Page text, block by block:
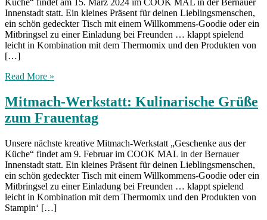
Küche“ findet am 15. März 2024 im COOK MAL in der Bernauer
Innenstadt statt. Ein kleines Präsent für deinen Lieblingsmenschen,
ein schön gedeckter Tisch mit einem Willkommens-Goodie oder ein
Mitbringsel zu einer Einladung bei Freunden … klappt spielend
leicht in Kombination mit dem Thermomix und den Produkten von
[…]
Read More »
Mitmach-Werkstatt: Kulinarische Grüße
zum Frauentag
Unsere nächste kreative Mitmach-Werkstatt „Geschenke aus der
Küche“ findet am 9. Februar im COOK MAL in der Bernauer
Innenstadt statt. Ein kleines Präsent für deinen Lieblingsmenschen,
ein schön gedeckter Tisch mit einem Willkommens-Goodie oder ein
Mitbringsel zu einer Einladung bei Freunden … klappt spielend
leicht in Kombination mit dem Thermomix und den Produkten von
Stampin‘ […]